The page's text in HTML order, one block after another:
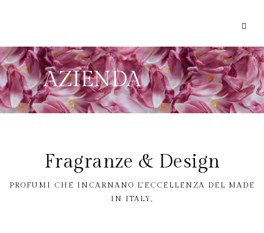
AZIENDA
Fragranze & Design
PROFUMI CHE INCARNANO L'ECCELLENZA DEL MADE
IN ITALY,